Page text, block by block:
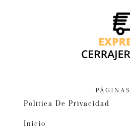
PÁGINAS
Política De Privacidad
Inicio